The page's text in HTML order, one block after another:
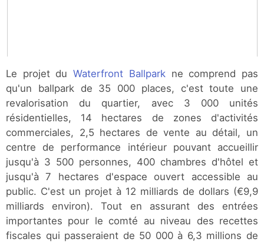
Le projet duWaterfront Ballpark ne comprend pas
qu'un ballpark de 35 000 places, c'est toute une
revalorisation du quartier, avec 3 000 unités
résidentielles, 14 hectares de zones d'activités
commerciales, 2,5 hectares de vente au détail, un
centre de performance intérieur pouvant accueillir
jusqu'à 3 500 personnes, 400 chambres d'hôtel et
jusqu'à 7 hectares d'espace ouvert accessible au
public. C'est un projet à 12 milliards de dollars (€9,9
milliards environ). Tout en assurant des entrées
importantes pour le comté au niveau des recettes
fiscales qui passeraient de 50 000 à 6,3 millions de